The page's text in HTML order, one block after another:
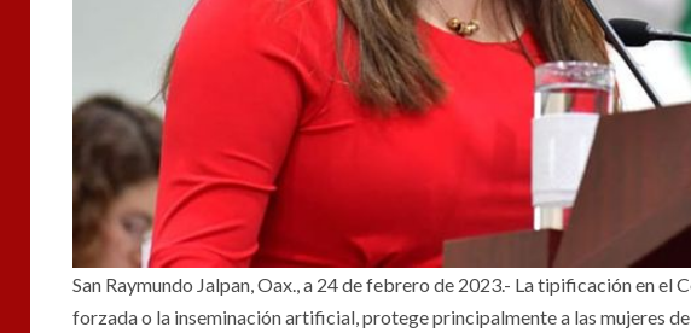
San Raymundo Jalpan, Oax., a 24 de febrero de 2023.- La tipificación en el
forzada o la inseminación artificial, protege principalmente a las mujeres